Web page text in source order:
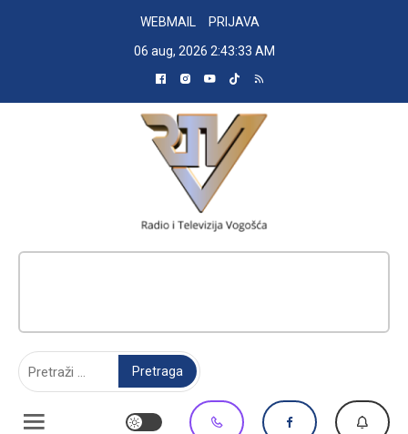
WEBMAIL
PRIJAVA
06 aug, 2026 2:43:34 AM